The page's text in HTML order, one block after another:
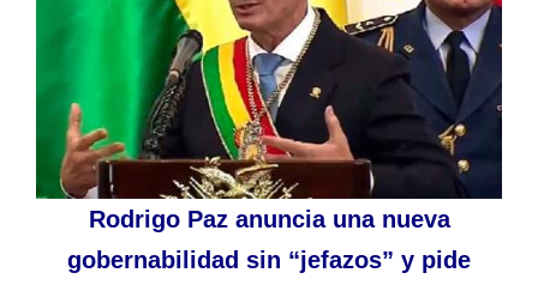
Rodrigo Paz anuncia una nueva
gobernabilidad sin “jefazos” y pide